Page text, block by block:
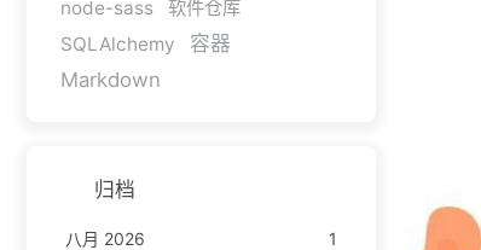
node-sass
软件仓库
SQLAlchemy
容器
Markdown
归档
八月 2026
1